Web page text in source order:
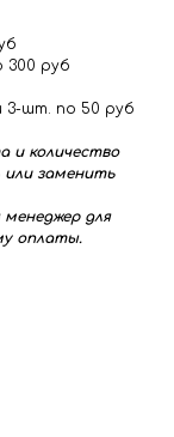
300 руб
3-шт. по 50 руб
и количество
или заменить
менеджер для
оплаты.